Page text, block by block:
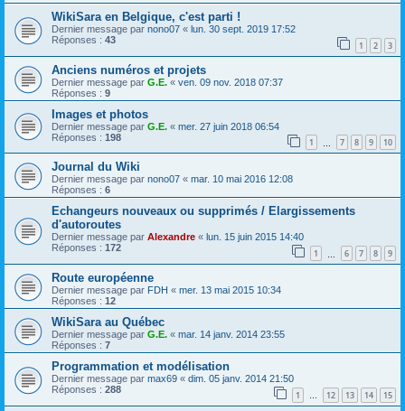
WikiSara en Belgique, c'est parti !
Dernier message par nono07 « lun. 30 sept. 2019 17:52
Réponses : 43 1 2 3
Anciens numéros et projets
Dernier message par G.E. « ven. 09 nov. 2018 07:37
Réponses : 9
Images et photos
Dernier message par G.E. « mer. 27 juin 2018 06:54
Réponses : 198 1 7 8 9 10
Journal du Wiki
Dernier message par nono07 « mar. 10 mai 2016 12:08
Réponses : 6
Echangeurs nouveaux ou supprimés / Elargissements
d'autoroutes
Dernier message par Alexandre « lun. 15 juin 2015 14:40
Réponses : 172 1 6 7 8 9
Route européenne
Dernier message par FDH « mer. 13 mai 2015 10:34
Réponses : 12
WikiSara au Québec
Dernier message par G.E. « mar. 14 janv. 2014 23:55
Réponses : 7
Programmation et modélisation
Dernier message par max69 « dim. 05 janv. 2014 21:50
Réponses : 288 1 … 12 13 14 15